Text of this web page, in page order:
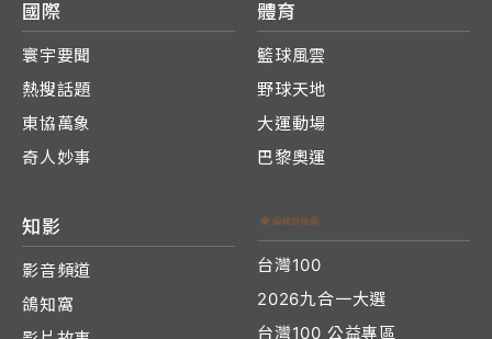
國際
寰宇要聞
熱搜話題
東協萬象
奇人妙事
體育
籃球風雲
野球天地
大運動場
巴黎奧運
知影
影音頻道
鴿知窩
台灣100
2026九合一大選
台灣100 公益專區